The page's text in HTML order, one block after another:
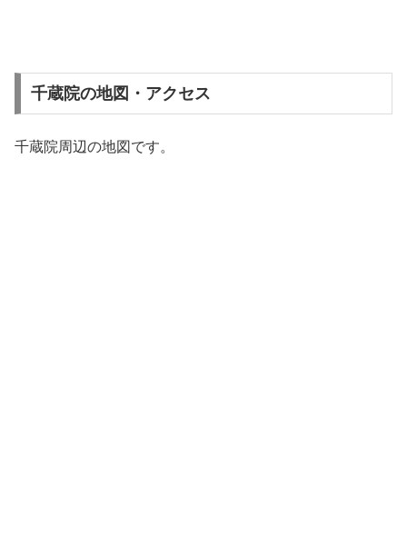
千蔵院の地図・アクセス
千蔵院周辺の地図です。